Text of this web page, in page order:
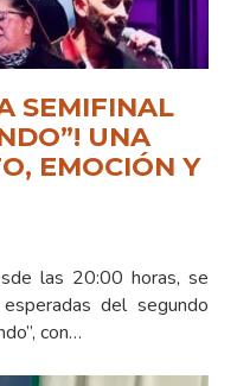
SEMIFINAL
UNA
EMOCIÓN Y
las 20:00 horas, se
del segundo
con…